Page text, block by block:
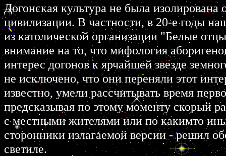
Догонская культура не была
цивилизации. В частности, в 20-е годы
из католической организации "Белые
внимание на то, что мифология
интерес догонов к ярчайшей звезде
не исключено, что они переняли этот
известно, умели рассчитывать время
предсказывая по этому моменту скорый
с местными жителями или по какимто
сторонники излагаемой версии - решил
светиле.